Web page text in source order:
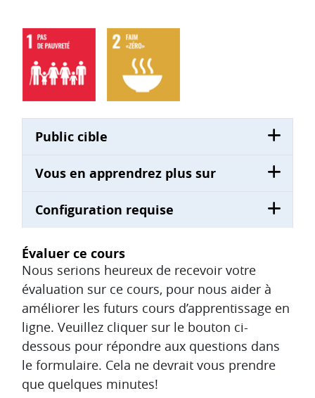
Public cible
Vous en apprendrez plus sur
Configuration requise
Évaluer ce cours
Nous serions heureux de recevoir votre
évaluation sur ce cours, pour nous aider à
améliorer les futurs cours d’apprentissage en
ligne. Veuillez cliquer sur le bouton ci-
dessous pour répondre aux questions dans
le formulaire. Cela ne devrait vous prendre
que quelques minutes!